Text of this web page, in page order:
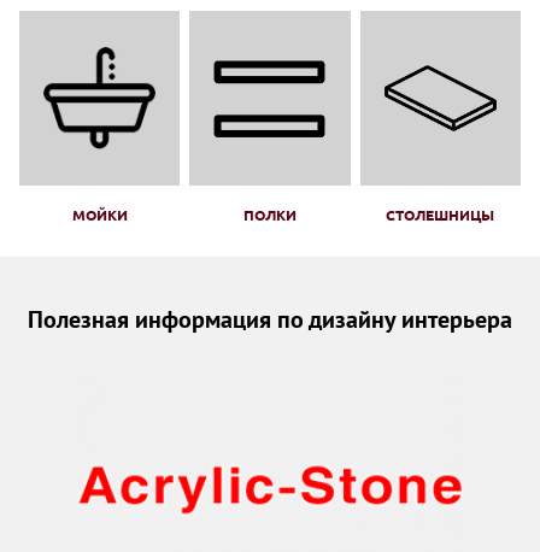
МОЙКИ ПОЛКИ СТОЛЕШНИЦЫ
Полезная информация по дизайну интерьера